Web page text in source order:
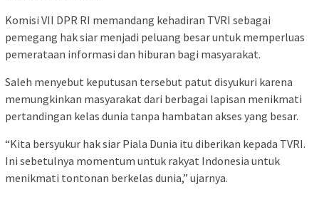
Komisi VII DPR RI memandang kehadiran TVRI sebagai
pemegang hak siar menjadi peluang besar untuk memperluas
pemerataan informasi dan hiburan bagi masyarakat.
Saleh menyebut keputusan tersebut patut disyukuri karena
memungkinkan masyarakat dari berbagai lapisan menikmati
pertandingan kelas dunia tanpa hambatan akses yang besar.
“Kita bersyukur hak siar Piala Dunia itu diberikan kepada TVRI.
Ini sebetulnya momentum untuk rakyat Indonesia untuk
menikmati tontonan berkelas dunia,” ujarnya.